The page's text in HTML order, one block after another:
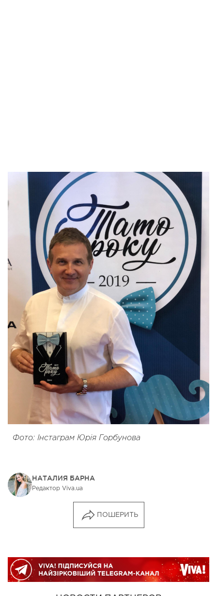
Фото: Інстаграм Юрія Горбунова
НАТАЛИЯ БАРНА
Редактор Viva.ua
ПОШЕРИТЬ